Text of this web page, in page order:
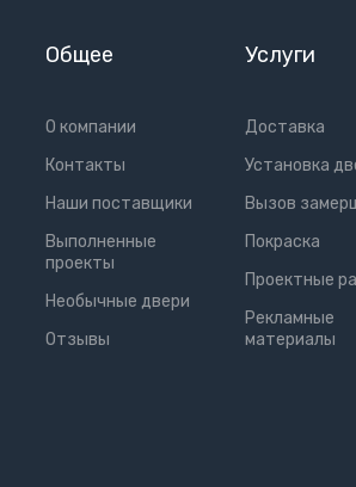
Общее
О компании
Контакты
Наши поставщики
Выполненные
проекты
Необычные двери
Отзывы
Услуги
Доставка
Установка
Вызов
Покраска
Проектные
Рекламные
материалы